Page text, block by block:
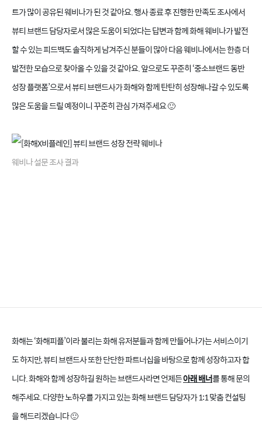
트가 많이 공유된 웨비나가 된 것 같아요. 행사 종료 후 진행한 만족도 조사에서
뷰티 브랜드 담당자로서 많은 도움이 되었다는 답변과 함께 화해 웨비나가 발전
할 수 있는 피드백도 솔직하게 남겨주신 분들이 많아 다음 웨비나에서는 한층 더
발전한 모습으로 찾아올 수 있을 것 같아요. 앞으로도 꾸준히 ‘중소브랜드 동반
성장 플랫폼’으로서 뷰티 브랜드사가 화해와 함께 탄탄히 성장해나갈 수 있도록
많은 도움을 드릴 예정이니 꾸준히 관심 가져주세요 🙂
웨비나 설문 조사 결과
화해는 ‘화해피플’이라 불리는 화해 유저분들과 함께 만들어나가는 서비스이기
도 하지만, 뷰티 브랜드사 또한 단단한 파트너십을 바탕으로 함께 성장하고자 합
니다. 화해와 함께 성장하길 원하는 브랜드사라면 언제든아래 배너를 통해 문의
해주세요. 다양한 노하우를 가지고 있는 화해 브랜드 담당자가 1:1 맞춤 컨설팅
을 해드리겠습니다 🙂